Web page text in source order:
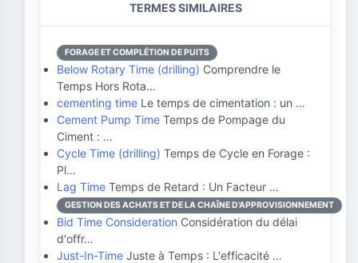
TERMES SIMILAIRES
FORAGE ET COMPLÉTION DE PUITS
Below Rotary Time (drilling) Comprendre le
Temps Hors Rota…
cementing time Le temps de cimentation : un …
Cement Pump Time Temps de Pompage du
Ciment : …
Cycle Time (drilling) Temps de Cycle en Forage :
Pl…
Lag Time Temps de Retard : Un Facteur …
GESTION DES ACHATS ET DE LA CHAÎNE D'APPROVISIONNEMENT
Bid Time Consideration Considération du délai
d'offr…
Just-In-Time Juste à Temps : L'efficacité …